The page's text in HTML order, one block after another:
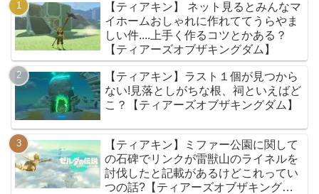
【ティアキン】 ネット見るとみんなマ
イホームおしゃれに作れててうらやま
しい件....上手く作るコツとかある？
【ティアーズオブザキングダム】
【ティアキン】ラスト１個が見つから
ない!見落としがちな根、祠といえばど
こ？【ティアーズオブザキングダム】
【ティアキン】ミファー公園に関して
の石碑でリンクが雷獣山のライネルを
討伐したと記載があるけどこれってい
つの話?【ティアーズオブザキングダ